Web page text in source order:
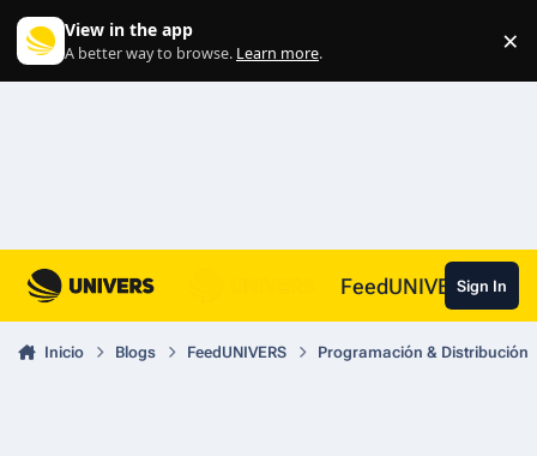
View in the app
A better way to browse. Learn more. ×
FeedUNIVERSSign In
Inicio Blogs FeedUNIVERS Programación & Distribución